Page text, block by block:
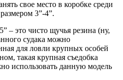
свое место в коробке среди
3”-4”.
– это чисто щучья резина (ну,
судака можно
для ловли крупных особей
такая крупная съедобка
использовать данную модель